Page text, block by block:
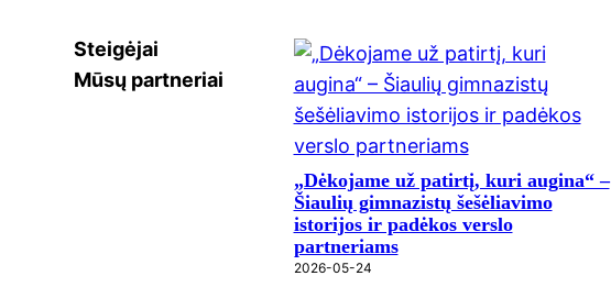
Steigėjai
Mūsų partneriai
„Dėkojame už patirtį, kuri augina“ –
Šiaulių gimnazistų šešėliavimo
istorijos ir padėkos verslo
partneriams
2026-05-24